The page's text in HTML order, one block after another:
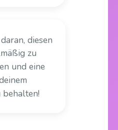
diesen
zu
und eine